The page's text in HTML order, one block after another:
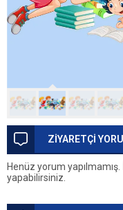
ZİYARETÇİ
Henüz yorum
yapabilirsiniz.